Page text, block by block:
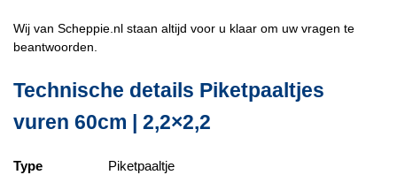
Wij van Scheppie.nl staan altijd voor u klaar om uw vragen te
beantwoorden.
Technische details Piketpaaltjes
vuren 60cm | 2,2×2,2
Type Piketpaaltje